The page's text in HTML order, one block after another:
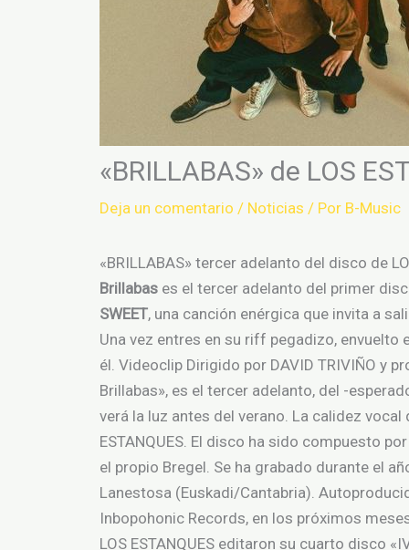
«BRILLABAS» de LOS
Deja un comentario / Noticias / Por B-Music
«BRILLABAS» tercer adelanto del disco de
Brillabas es el tercer adelanto del primer
SWEET, una canción enérgica que invita a
Una vez entres en su riff pegadizo,
él. Videoclip Dirigido por DAVID TRIVIÑO y
Brillabas», es el tercer adelanto, del -
verá la luz antes del verano. La calidez
ESTANQUES. El disco ha sido compuesto
el propio Bregel. Se ha grabado durante el
Lanestosa (Euskadi/Cantabria).
Inbopohonic Records, en los próximos
LOS ESTANQUES editaron su cuarto disco